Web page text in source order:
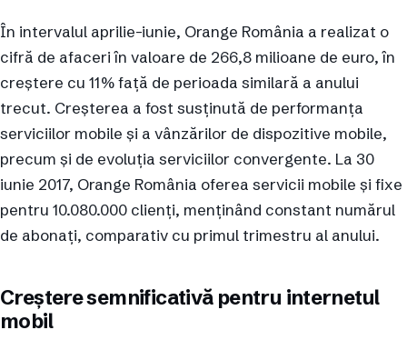
În intervalul aprilie-iunie, Orange România a realizat o
cifră de afaceri în valoare de 266,8 milioane de euro, în
creștere cu 11% faţă de perioada similară a anului
trecut. Creșterea a fost susținută de performanța
serviciilor mobile și a vânzărilor de dispozitive mobile,
precum și de evoluția serviciilor convergente. La 30
iunie 2017, Orange România oferea servicii mobile și fixe
pentru 10.080.000 clienți, menținând constant numărul
de abonați, comparativ cu primul trimestru al anului.
Creștere semnificativă pentru internetul
mobil